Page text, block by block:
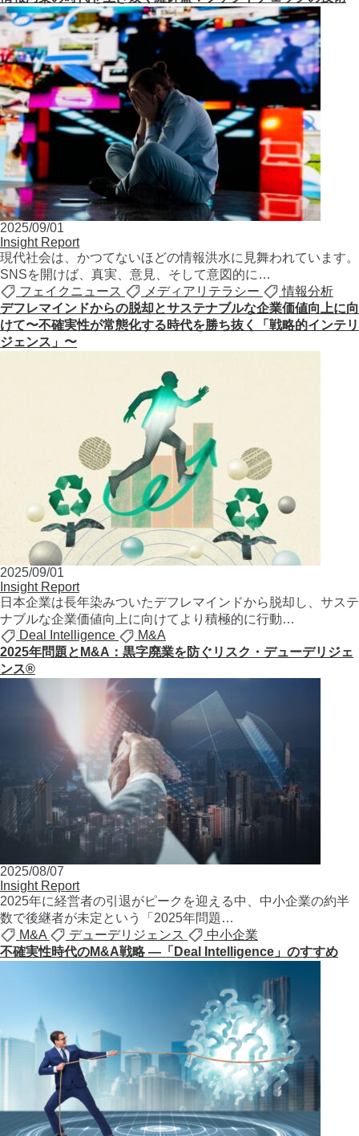
2025/09/01
Insight Report
現代社会は、かつてないほどの情報洪水に見舞われています。
SNSを開けば、真実、意見、そして意図的に…
フェイクニュース
メディアリテラシー
情報分析
デフレマインドからの脱却とサステナブルな企業価値向上に向
けて〜不確実性が常態化する時代を勝ち抜く「戦略的インテリ
ジェンス」〜
2025/09/01
Insight Report
⽇本企業は⻑年染みついたデフレマインドから脱却し、サステ
ナブルな企業価値向上に向けてより積極的に⾏動…
Deal Intelligence
M&A
2025年問題とM&A：黒字廃業を防ぐリスク・デューデリジェ
ンス®
2025/08/07
Insight Report
2025年に経営者の引退がピークを迎える中、中小企業の約半
数で後継者が未定という「2025年問題…
M&A
デューデリジェンス
中小企業
不確実性時代のM&A戦略 ―「Deal Intelligence」のすすめ